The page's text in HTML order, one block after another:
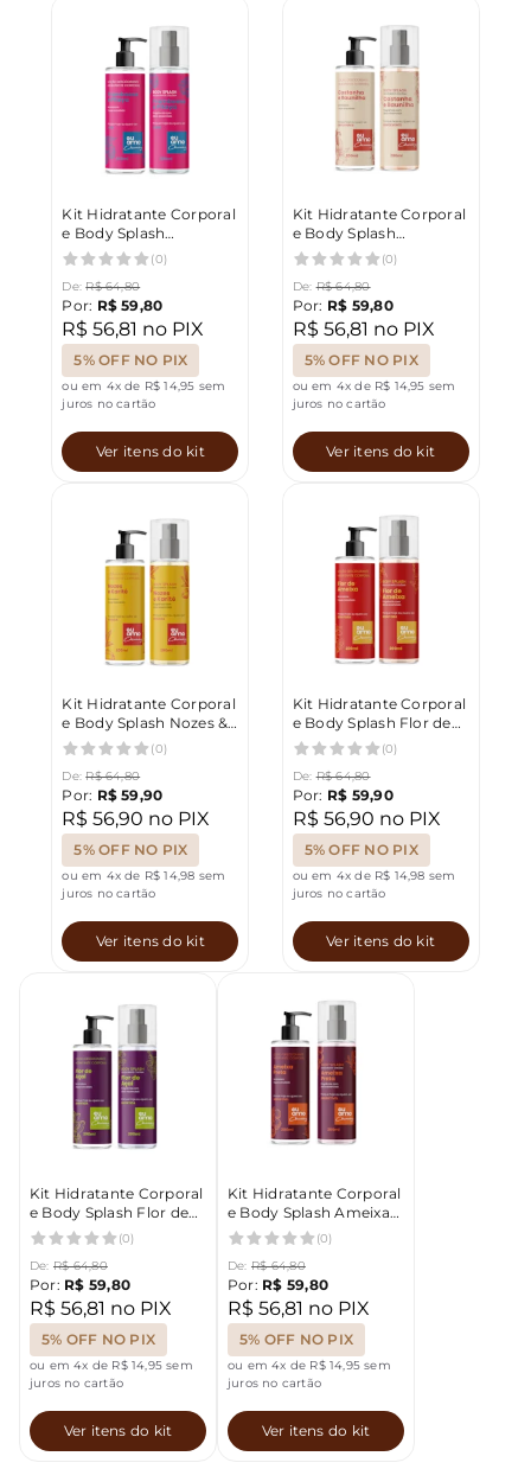
Kit Hidratante Corporal
e Body Splash
Framboesa e Pitaya
200ml Eu Amo
Charming
(0)
De:R$ 64,80
Por: R$ 59,80
R$ 56,81 no PIX
5% OFF NO PIX
ou em 4x de R$ 14,95 sem
juros no cartão
Ver itens do kit
Kit Hidratante Corporal
e Body Splash
Castanha e Baunilha
200ml Eu Amo
Charming
(0)
De:R$ 64,80
Por: R$ 59,80
R$ 56,81 no PIX
5% OFF NO PIX
ou em 4x de R$ 14,95 sem
juros no cartão
Ver itens do kit
Kit Hidratante Corporal
e Body Splash Nozes &
Karite 200ml Eu Amo
Charming
(0)
De:R$ 64,80
Por: R$ 59,90
R$ 56,90 no PIX
5% OFF NO PIX
ou em 4x de R$ 14,98 sem
juros no cartão
Ver itens do kit
Kit Hidratante Corporal
e Body Splash Flor de
Ameixa 200ml Eu Amo
Charming
(0)
De:R$ 64,80
Por: R$ 59,90
R$ 56,90 no PIX
5% OFF NO PIX
ou em 4x de R$ 14,98 sem
juros no cartão
Ver itens do kit
Kit Hidratante Corporal
e Body Splash Flor de
Açaí 200ml Eu Amo
Charming
(0)
De: R$ 64,80
Por: R$ 59,80
R$ 56,81 no PIX
5% OFF NO PIX
ou em 4x de R$ 14,95 sem
juros no cartão
Ver itens do kit
Kit Hidratante Corporal
e Body Splash Ameixa
Preta 200ml Eu Amo
Charming
(0)
De: R$ 64,80
Por: R$ 59,80
R$ 56,81 no PIX
5% OFF NO PIX
ou em 4x de R$ 14,95 sem
juros no cartão
Ver itens do kit